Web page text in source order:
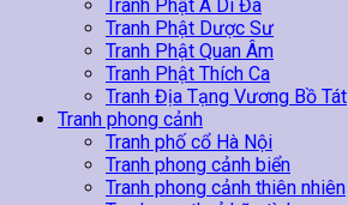
Tranh Phật A Di Đà
Tranh Phật Dược Sư
Tranh Phật Quan Âm
Tranh Phật Thích Ca
Tranh Địa Tạng Vương Bồ Tát
Tranh phong cảnh
Tranh phố cổ Hà Nội
Tranh phong cảnh biển
Tranh phong cảnh thiên nhiên